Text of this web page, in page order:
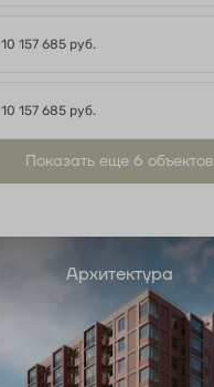
10 157 685 руб.
10 157 685 руб.
Показать еще 6 объектов
Архитектура